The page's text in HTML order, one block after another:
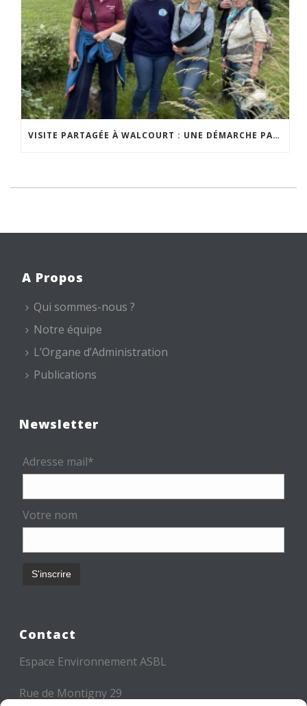
VISITE PARTAGÉE À WALCOURT : UNE DÉMARCHE PARTICIPATIVE ANIMÉE PAR ESPACE ENVIRONNEMENT
A Propos
Qui sommes-nous ?
Notre équipe
L’Organe d’Administration
Publications
Newsletter
Adresse mail*
Votre nom
Contact
Espace Environnement ASBL
Rue de Montigny 29